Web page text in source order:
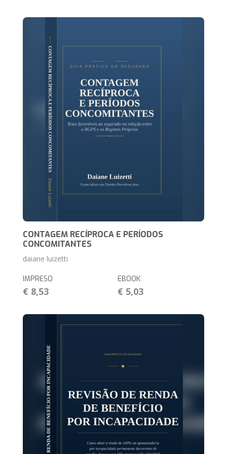
CONTAGEM RECÍPROCA E PERÍODOS
CONCOMITANTES
daiane luizetti
IMPRESO
€ 8,53
EBOOK
€ 5,03